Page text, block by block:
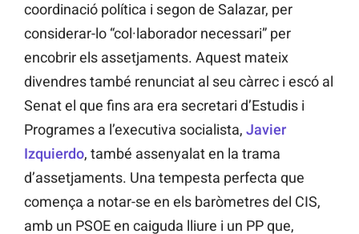
coordinació política i segon de Salazar, per
considerar-lo “col·laborador necessari” per
encobrir els assetjaments. Aquest mateix
divendres també renunciat al seu càrrec i escó al
Senat el que fins ara era secretari d’Estudis i
Programes a l’executiva socialista, Javier
Izquierdo, també assenyalat en la trama
d’assetjaments. Una tempesta perfecta que
comença a notar-se en els baròmetres del CIS,
amb un PSOE en caiguda lliure i un PP que,